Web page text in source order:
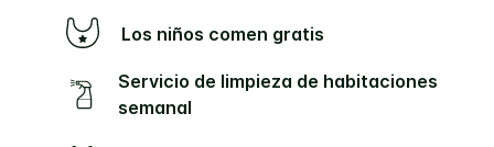
Los niños comen gratis
Servicio de limpieza de habitaciones
semanal